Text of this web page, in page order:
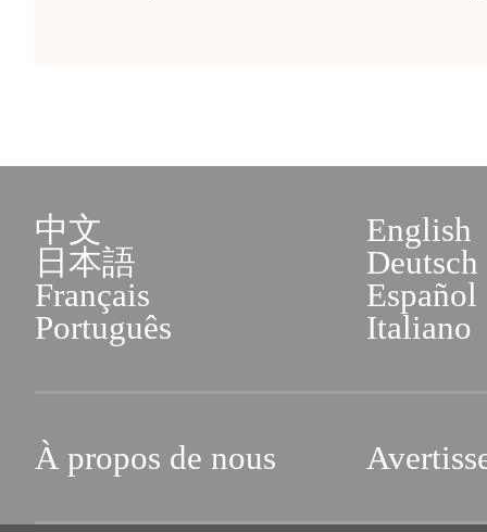
中文
English
日本語
Deutsch
Français
Español
Português
Italiano
À propos de nous